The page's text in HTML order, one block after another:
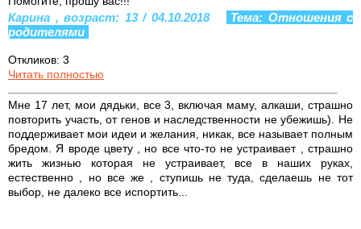
Карина , возраст: 13 / 04.10.2018
Тема: Отношения с
родителями
Откликов: 3
Читать полностью
Мне 17 лет, мои дядьки, все 3, включая маму, алкаши, страшно
повторить участь, от генов и наследственности не убежишь). Не
поддерживает мои идеи и желания, никак, все называет полным
бредом. Я вроде цвету , но все что-то не устраивает , страшно
жить жизнью которая не устраивает, все в наших руках,
естественно , но все же , ступишь не туда, сделаешь не тот
выбор, не далеко все испортить...